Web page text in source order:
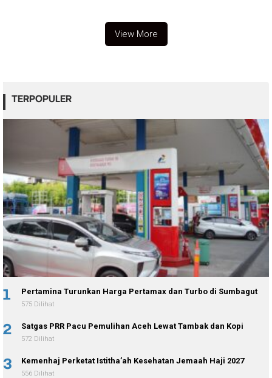
View More
TERPOPULER
1 Pertamina Turunkan Harga Pertamax dan Turbo di Sumbagut
575 Dilihat
2 Satgas PRR Pacu Pemulihan Aceh Lewat Tambak dan Kopi
572 Dilihat
3 Kemenhaj Perketat Istitha’ah Kesehatan Jemaah Haji 2027
556 Dilihat